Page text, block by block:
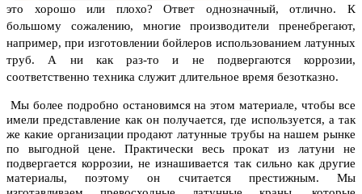
это хорошо или плохо? Ответ однозначный, отлично. К
большому сожалению, многие производители пренебрегают,
например, при изготовлении бойлеров использованием латунных
труб. А ни как раз-то и не подвергаются коррозии,
соответственно техника служит длительное время безотказно.
Мы более подробно остановимся на этом материале, чтобы все
имели представление как он получается, где используется, а так
же какие организации продают латунные трубы на нашем рынке
по выгодной цене. Практически весь прокат из латуни не
подвергается коррозии, не изнашивается так сильно как другие
материалы, поэтому он считается престижным. Мы